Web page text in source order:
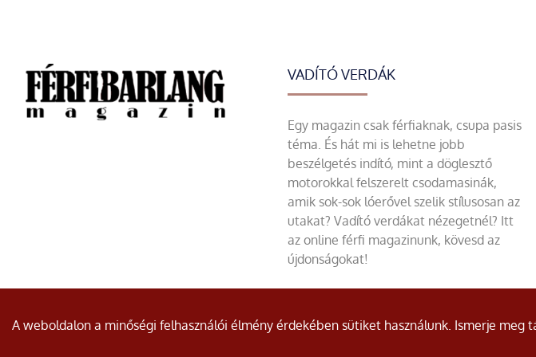
VADÍTÓ VERDÁK
Egy magazin csak férfiaknak, csupa pasis
téma. És hát mi is lehetne jobb
beszélgetés indító, mint a döglesztő
motorokkal felszerelt csodamasinák,
amik sok-sok lóerővel szelik stílusosan az
utakat? Vadító verdákat nézegetnél? Itt
az online férfi magazinunk, kövesd az
újdonságokat!
© Minden jog fenntartva.
A weboldalon a minőségi felhasználói élmény érdekében sütiket használunk. Ismerje